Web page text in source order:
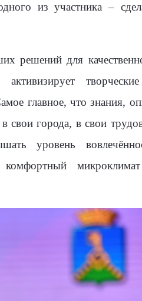
из участника –
решений для
главное, что знания,
свои города, в свои
уровень
комфортный